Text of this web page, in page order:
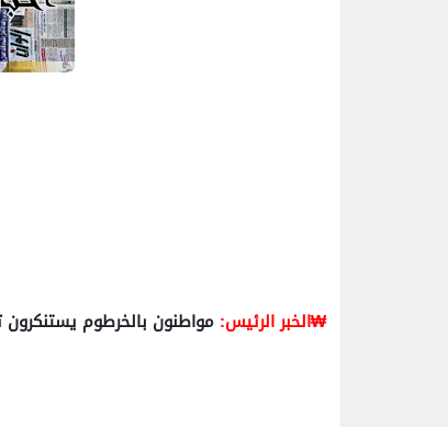
₩الخبر الرئيس: مواطنون بالخرطوم